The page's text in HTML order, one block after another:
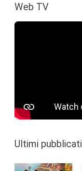
Web TV
Ultimi pubblicati